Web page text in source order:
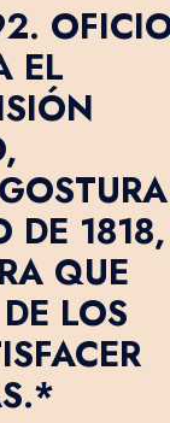
EL
DE 1818,
QUE
LOS